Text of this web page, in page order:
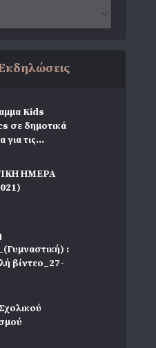
Kids
σε δημοτικά
για τις...
ΗΜΕΡΑ
:
βίντεο_27-